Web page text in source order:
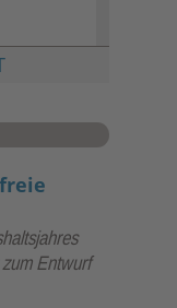
Entwurf